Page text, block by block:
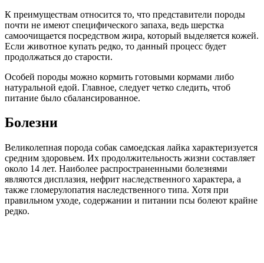
К преимуществам относится то, что представители породы
почти не имеют специфического запаха, ведь шерстка
самоочищается посредством жира, который выделяется кожей.
Если животное купать редко, то данный процесс будет
продолжаться до старости.
Особей породы можно кормить готовыми кормами либо
натуральной едой. Главное, следует четко следить, чтоб
питание было сбалансированное.
Болезни
Великолепная порода собак самоедская лайка характеризуется
средним здоровьем. Их продолжительность жизни составляет
около 14 лет. Наиболее распространенными болезнями
являются дисплазия, нефрит наследственного характера, а
также гломерулопатия наследственного типа. Хотя при
правильном уходе, содержании и питании псы болеют крайне
редко.